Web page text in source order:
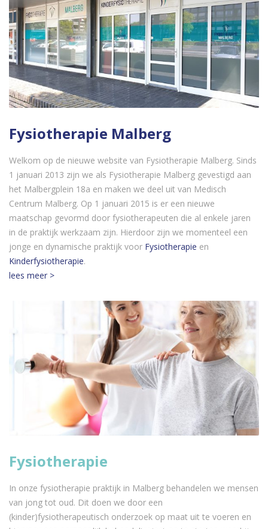
Fysiotherapie Malberg
Welkom op de nieuwe website van Fysiotherapie Malberg. Sinds
1 januari 2013 zijn we als Fysiotherapie Malberg gevestigd aan
het Malbergplein 18a en maken we deel uit van Medisch
Centrum Malberg. Op 1 januari 2015 is er een nieuwe
maatschap gevormd door fysiotherapeuten die al enkele jaren
in de praktijk werkzaam zijn. Hierdoor zijn we momenteel een
jonge en dynamische praktijk voor Fysiotherapie en
Kinderfysiotherapie.
lees meer >
Fysiotherapie
In onze fysiotherapie praktijk in Malberg behandelen we mensen
van jong tot oud. Dit doen we door een
(kinder)fysiotherapeutisch onderzoek op maat uit te voeren en